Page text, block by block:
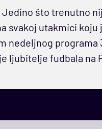
što trenutno
svakoj utakmici koju
programa
ljubitelje fudbala na